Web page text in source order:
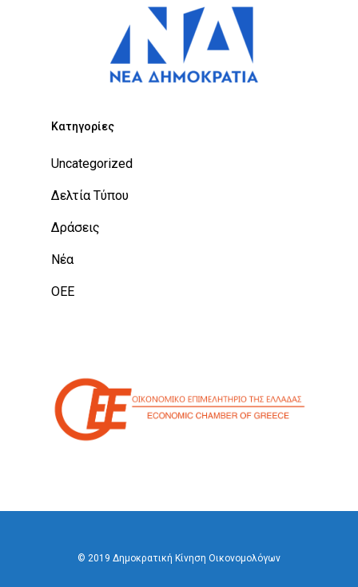
Kατηγορίες
Uncategorized
Δελτία Τύπου
Δράσεις
Νέα
ΟΕΕ
© 2019 Δημοκρατική Κίνηση Οικονομολόγων